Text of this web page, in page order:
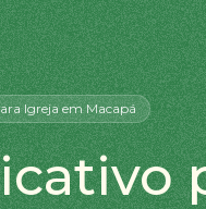
Igrejaem Macapá